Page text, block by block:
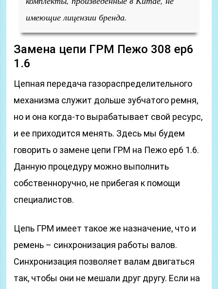
имеющие лицензии бренда.
Замена цепи ГРМ Пежо 308 ep6
1.6
Цепная передача газораспределительного
механизма служит дольше зубчатого ремня,
но и она когда-то вырабатывает свой ресурс,
и ее приходится менять. Здесь мы будем
говорить о замене цепи ГРМ на Пежо ер6 1.6.
Данную процедуру можно выполнить
собственноручно, не прибегая к помощи
специалистов.
Цепь ГРМ имеет такое же назначение, что и
ремень – синхронизация работы валов.
Синхронизация позволяет валам двигаться
так, чтобы они не мешали друг другу. Если на